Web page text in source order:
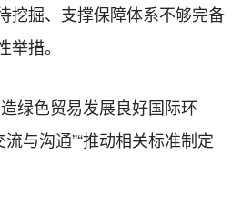
挖掘、支撑保障体系不够完备
措。
绿色贸易发展良好国际环
与沟通”“推动相关标准制定